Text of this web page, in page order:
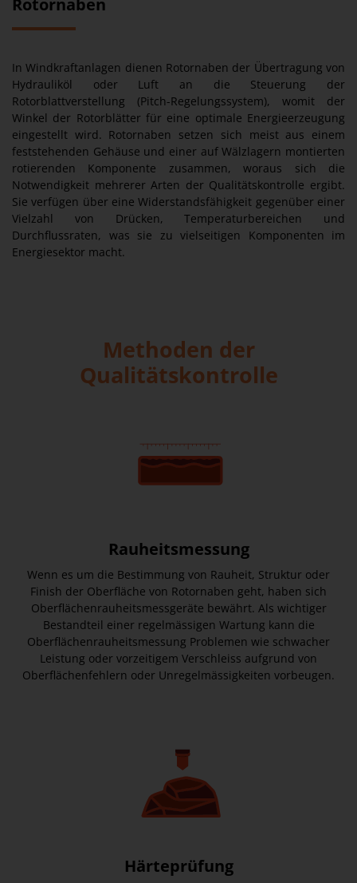
Rotornaben
In Windkraftanlagen dienen Rotornaben der Übertragung von
Hydrauliköl oder Luft an die Steuerung der
Rotorblattverstellung (Pitch-Regelungssystem), womit der
Winkel der Rotorblätter für eine optimale Energieerzeugung
eingestellt wird. Rotornaben setzen sich meist aus einem
feststehenden Gehäuse und einer auf Wälzlagern montierten
rotierenden Komponente zusammen, woraus sich die
Notwendigkeit mehrerer Arten der Qualitätskontrolle ergibt.
Sie verfügen über eine Widerstandsfähigkeit gegenüber einer
Vielzahl von Drücken, Temperaturbereichen und
Durchflussraten, was sie zu vielseitigen Komponenten im
Energiesektor macht.
Methoden der
Qualitätskontrolle
Rauheitsmessung
Wenn es um die Bestimmung von Rauheit, Struktur oder
Finish der Oberfläche von Rotornaben geht, haben sich
Oberflächenrauheitsmessgeräte bewährt. Als wichtiger
Bestandteil einer regelmässigen Wartung kann die
Oberflächenrauheitsmessung Problemen wie schwacher
Leistung oder vorzeitigem Verschleiss aufgrund von
Oberflächenfehlern oder Unregelmässigkeiten vorbeugen.
Härteprüfung